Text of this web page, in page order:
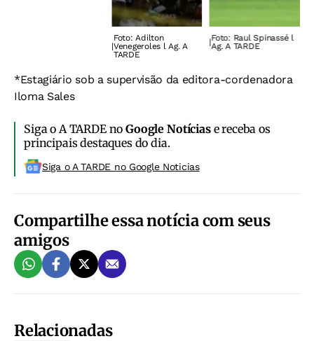
|
Foto: Adilton
Venegeroles l Ag. A
TARDE
|Foto: Raul Spinassé l
Ag. A TARDE
*Estagiário sob a supervisão da editora-cordenadora
Iloma Sales
Siga o A TARDE noGoogle Notíciase receba os
principais destaques do dia.
Siga o A TARDE no Google Noticias
Compartilhe essa notícia com seus
amigos
Relacionadas